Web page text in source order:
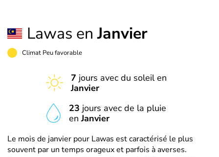
Lawas enJanvier
Climat Peu favorable
7 jours avec du soleil en
Janvier
23 jours avec de la pluie
enJanvier
Le mois de janvier pour Lawas est caractérisé le plus
souvent par un temps orageux et parfois à averses.